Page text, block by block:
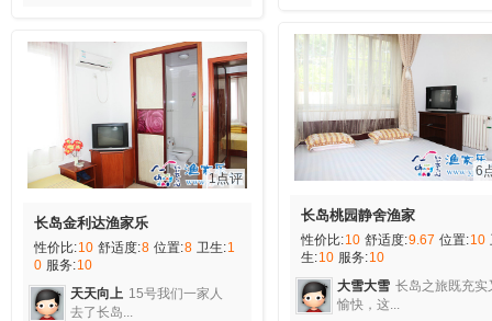
1点评
长岛金利达渔家乐
性价比:10 舒适度:8 位置:8 卫生:1
0 服务:10
天天向上 15号我们一家人
去了长岛...
6
长岛桃园静舍渔家
性价比:10 舒适度:9.67 位置:10
生:10 服务:10
大雪大雪 长岛之旅既充实
愉快，这...